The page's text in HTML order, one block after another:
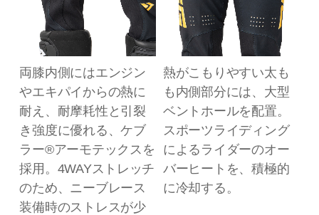
両膝内側にはエンジン
やエキパイからの熱に
耐え、耐摩耗性と引裂
き強度に優れる、ケブ
ラー®アーモテックスを
採用。4WAYストレッチ
のため、ニーブレース
装備時のストレスが少
熱がこもりやすい太も
も内側部分には、大型
ベントホールを配置。
スポーツライディング
によるライダーのオー
バーヒートを、積極的
に冷却する。